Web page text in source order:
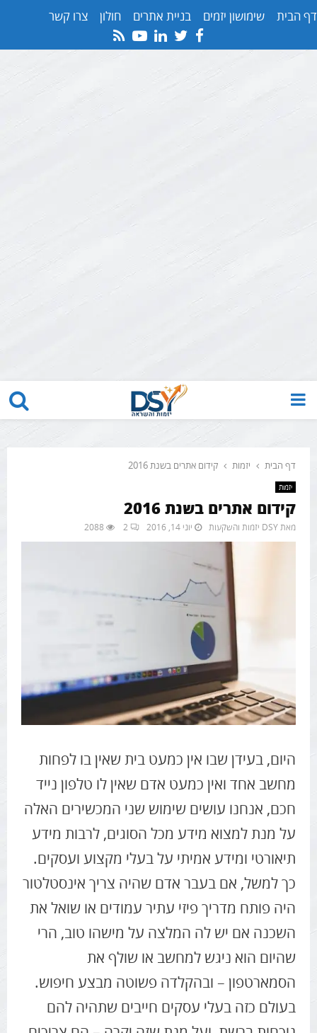
דף הבית שימושון יזמים בניית אתרים חולון צרו קשר
Facebook
Twitter
Linkedin
Youtube
Rss
PRIMARY
דף הבית יזמות קידום אתרים בשנת 2016
יזמות
קידום אתרים בשנת 2016
מאתDSY יזמות והשקעות יוני 14, 2016 2
2088
קידום אתרים בשנת 2016
היום, בעידן שבו אין כמעט בית שאין בו לפחות
מחשב אחד ואין כמעט אדם שאין לו טלפון נייד
חכם, אנחנו עושים שימוש שני המכשירים האלה
על מנת למצוא מידע מכל הסוגים, לרבות מידע
תיאורטי ומידע אמיתי על בעלי מקצוע ועסקים.
כך למשל, אם בעבר אדם שהיה צריך אינסטלטור
היה פותח מדריך פיזי עתיר עמודים או שואל את
השכנה אם יש לה המלצה על מישהו טוב, הרי
שהיום הוא ניגש למחשב או שולף את
הסמארטפון – ובהקלדה פשוטה מבצע חיפוש.
בעולם כזה בעלי עסקים חייבים שתהיה להם